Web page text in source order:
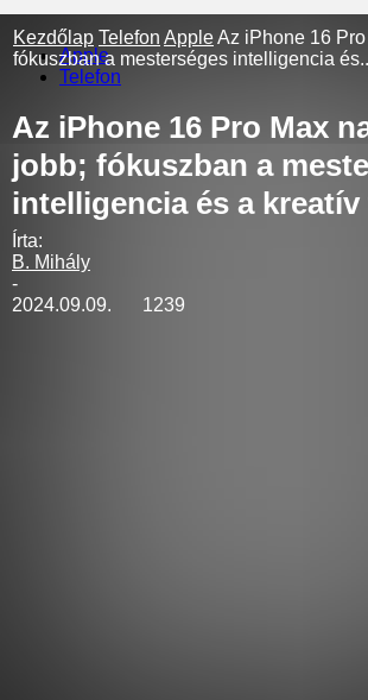
Kezdőlap Telefon AppleAz iPhone 16
fókuszban a mesterséges intelligencia
Apple
Telefon
Az iPhone 16 Pro Max
jobb; fókuszban a
intelligencia és a
Írta:
B. Mihály
-
2024.09.09.
1239